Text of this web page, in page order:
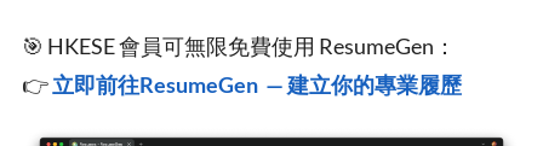
🎯 HKESE 會員可無限免費使用 ResumeGen：
👉立即前往ResumeGen — 建立你的專業履歷